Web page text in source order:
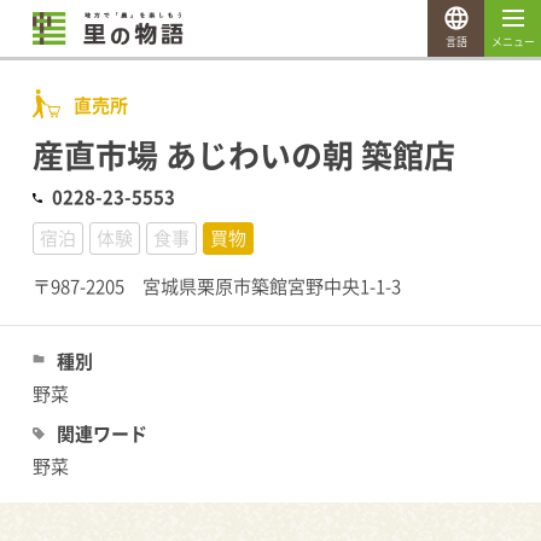
直売所
産直市場 あじわいの朝 築館店
0228-23-5553
宿泊
体験 食事
買物
〒987-2205 宮城県栗原市築館宮野中央1-1-3
種別
野菜
関連ワード
野菜
メニュー
言語